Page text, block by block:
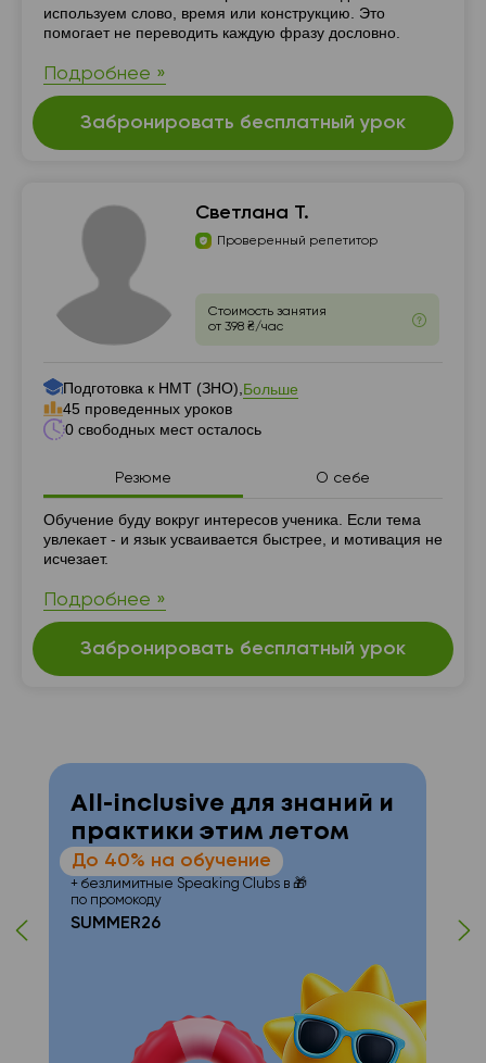
используем слово, время или конструкцию. Это
помогает не переводить каждую фразу дословно.
Подробнее »
Забронировать бесплатный урок
Светлана Т.
Проверенный репетитор
Стоимость занятия
от 398 ₴/час
Подготовка к НМТ (ЗНО), Больше
45 проведенных уроков
0 свободных мест осталось
Резюме О себе
Резюме
Обучение буду вокруг интересов ученика. Если тема
увлекает - и язык усваивается быстрее, и мотивация не
исчезает.
Подробнее »
Забронировать бесплатный урок
All-inclusive для знаний и
практики этим летом
До 40% на обучение
+ безлимитные Speaking Clubs в 🎁
по промокоду
SUMMER26